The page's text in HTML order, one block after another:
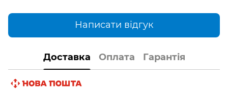
Написати відгук
Доставка Оплата Гарантія